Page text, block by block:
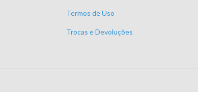
Termos de Uso
Trocas e Devoluções